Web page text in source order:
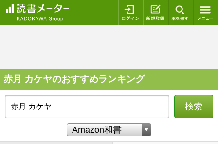
ログイン 新規登録
赤月 カケヤのおすすめランキング
検索